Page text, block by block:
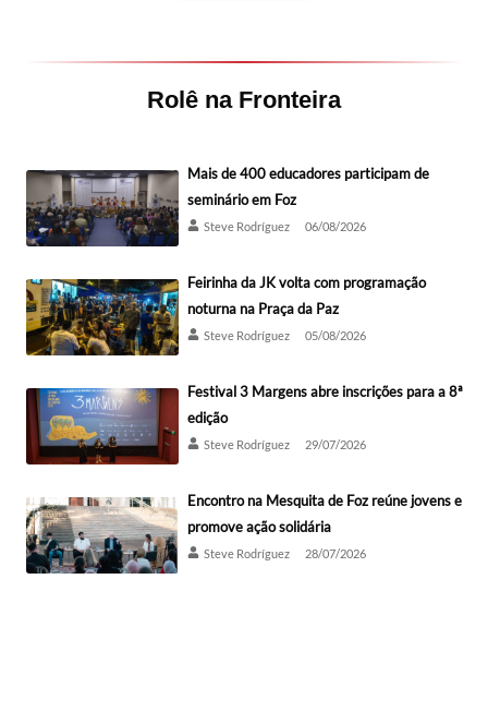
Rolê na Fronteira
Mais de 400 educadores participam de
seminário em Foz
Steve Rodríguez 06/08/2026
Feirinha da JK volta com programação
noturna na Praça da Paz
Steve Rodríguez 05/08/2026
Festival 3 Margens abre inscrições para a 8ª
edição
Steve Rodríguez 29/07/2026
Encontro na Mesquita de Foz reúne jovens e
promove ação solidária
Steve Rodríguez 28/07/2026